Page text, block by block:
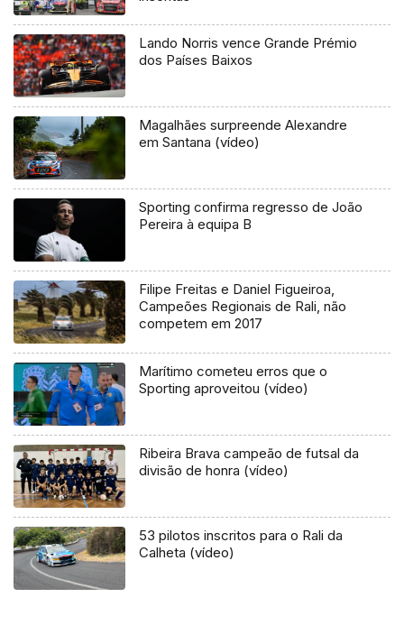
Lando Norris vence Grande Prémio
dos Países Baixos
Magalhães surpreende Alexandre
em Santana (vídeo)
Sporting confirma regresso de João
Pereira à equipa B
Filipe Freitas e Daniel Figueiroa,
Campeões Regionais de Rali, não
competem em 2017
Marítimo cometeu erros que o
Sporting aproveitou (vídeo)
Ribeira Brava campeão de futsal da
divisão de honra (vídeo)
53 pilotos inscritos para o Rali da
Calheta (vídeo)